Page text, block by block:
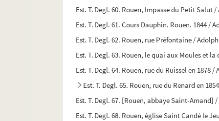
Est. T. Degl. 60. Rouen, Impasse du Petit Salut
Est. T. Degl. 61. Cours Dauphin. Rouen. 1844 /
Est. T. Degl. 62. Rouen, rue Préfontaine /
Est. T. Degl. 63. Rouen, le quai aux Moules et
Est. T. Degl. 64. Rouen, rue du Ruissel en 1878
Est. T. Degl. 65. Rouen, rue du Renard en
Est. T. Degl. 67. [Rouen, abbaye Saint-Amand]
Est. T. Degl. 68. Rouen, église Saint Candé le